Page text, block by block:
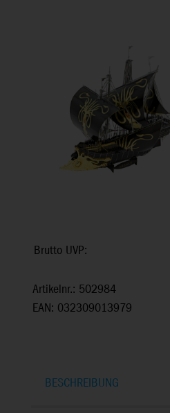
Brutto UVP:
Artikelnr.: 502984
EAN: 032309013979
BESCHREIBUNG